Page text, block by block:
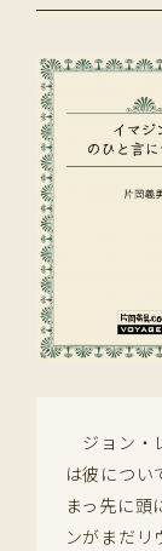
ジョン・
は彼につい
まっ先に頭
ンがまだリ